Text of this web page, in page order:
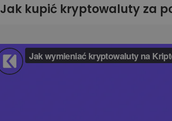
Jak kupić kryptowaluty za